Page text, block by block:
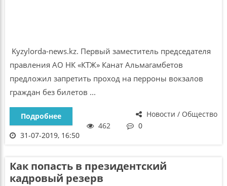
Kyzylorda-news.kz. Первый заместитель председателя
правления АО НК «КТЖ» Канат Альмагамбетов
предложил запретить проход на перроны вокзалов
граждан без билетов ...
Новости / Общество
Подробнее
462
0
31-07-2019, 16:50
Как попасть в президентский
кадровый резерв